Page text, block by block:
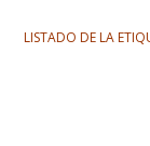
LISTADO DE LA